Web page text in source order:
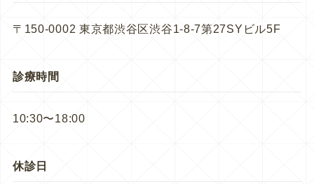
〒150-0002 東京都渋谷区渋谷1-8-7第27SYビル5F
診療時間
10:30〜18:00
休診日